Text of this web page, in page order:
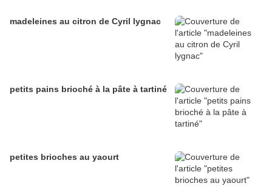
madeleines au citron de Cyril lygnac
petits pains brioché à la pâte à tartiné
petites brioches au yaourt